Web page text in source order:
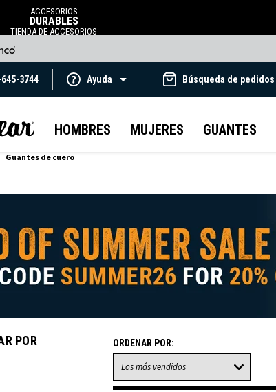
ACCESORIOS
DURABLES
TIENDA DE ACCESORIOS
3744 Ayuda Búsqueda de pedidos
HOMBRES MUJERES GUANTES
Guantes de cuero
POR ORDENAR POR: